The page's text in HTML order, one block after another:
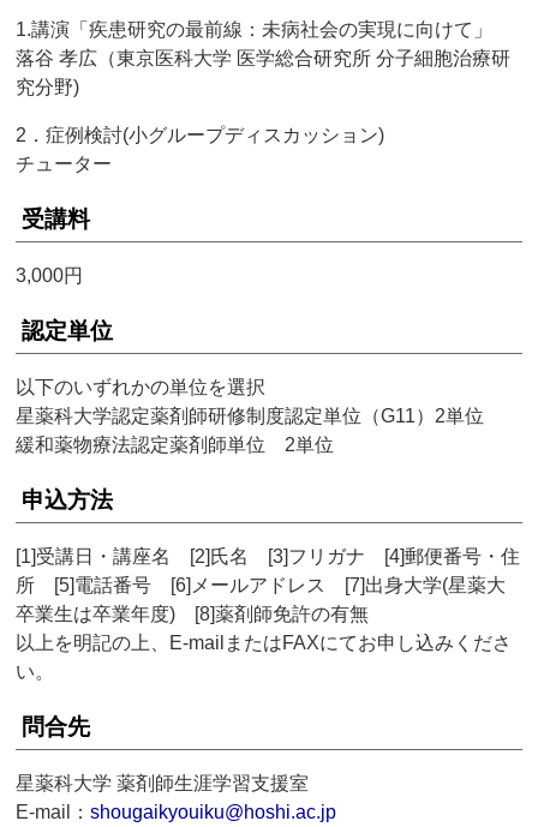
1.講演「疾患研究の最前線：未病社会の実現に向けて」
落谷 孝広（東京医科大学 医学総合研究所 分子細胞治療研
究分野)
2．症例検討(小グループディスカッション)
チューター
受講料
3,000円
認定単位
以下のいずれかの単位を選択
星薬科大学認定薬剤師研修制度認定単位（G11）2単位
緩和薬物療法認定薬剤師単位 2単位
申込方法
[1]受講日・講座名 [2]氏名 [3]フリガナ [4]郵便番号・住
所 [5]電話番号 [6]メールアドレス [7]出身大学(星薬大
卒業生は卒業年度) [8]薬剤師免許の有無
以上を明記の上、E-mailまたはFAXにてお申し込みくださ
い。
問合先
星薬科大学 薬剤師生涯学習支援室
E-mail：shougaikyouiku@hoshi.ac.jp